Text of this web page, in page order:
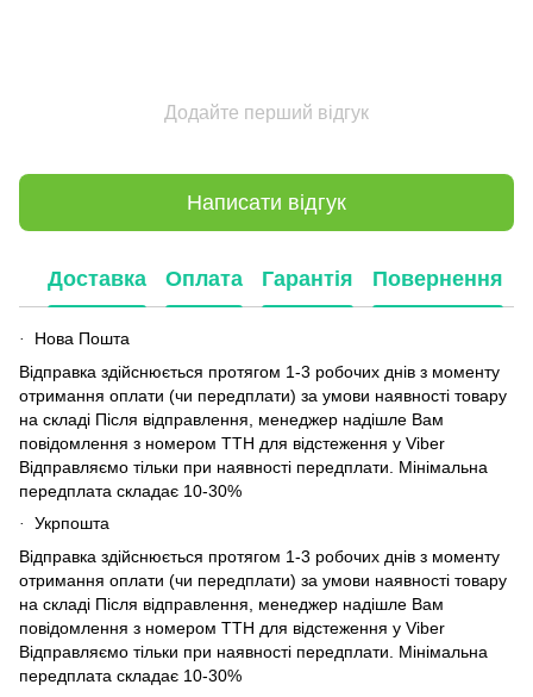
Додайте перший відгук
Написати відгук
Доставка Оплата Гарантія Повернення
·
Нова Пошта
Відправка здійснюється протягом 1-3 робочих днів з моменту
отримання оплати (чи передплати) за умови наявності товару
на складі Після відправлення, менеджер надішле Вам
повідомлення з номером ТТН для відстеження у Viber
Відправляємо тільки при наявності передплати. Мінімальна
передплата складає 10-30%
·
Укрпошта
Відправка здійснюється протягом 1-3 робочих днів з моменту
отримання оплати (чи передплати) за умови наявності товару
на складі Після відправлення, менеджер надішле Вам
повідомлення з номером ТТН для відстеження у Viber
Відправляємо тільки при наявності передплати. Мінімальна
передплата складає 10-30%